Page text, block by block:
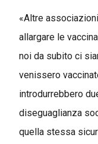
«Altre
allargare le
noi da subito ci
venissero
introdurrebbero
diseguaglianza
quella stessa